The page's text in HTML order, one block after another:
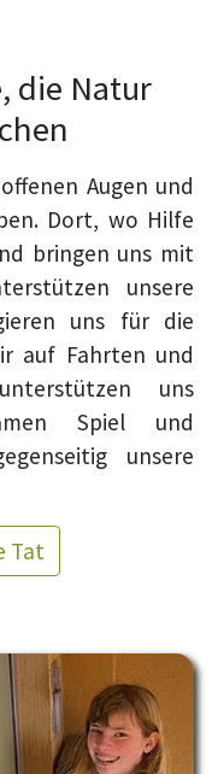
die Natur
Augen und
Dort, wo Hilfe
bringen uns mit
unsere
uns für die
auf Fahrten und
uns
Spiel und
unsere
Tat